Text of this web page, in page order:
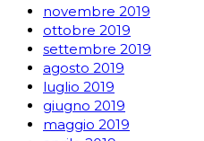
novembre 2019
ottobre 2019
settembre 2019
agosto 2019
luglio 2019
giugno 2019
maggio 2019